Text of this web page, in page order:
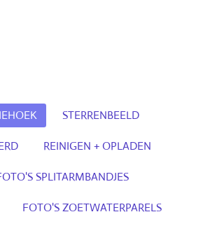
STERRENBEELD
REINIGEN + OPLADEN
SPLITARMBANDJES
FOTO'S ZOETWATERPARELS